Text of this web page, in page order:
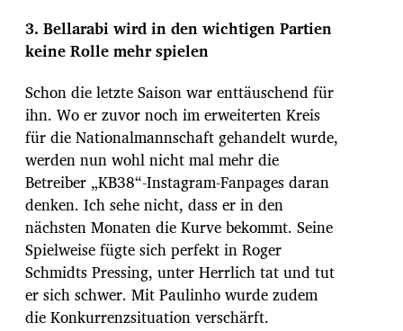
3. Bellarabi wird in den wichtigen Partien
keine Rolle mehr spielen
Schon die letzte Saison war enttäuschend für
ihn. Wo er zuvor noch im erweiterten Kreis
für die Nationalmannschaft gehandelt wurde,
werden nun wohl nicht mal mehr die
Betreiber „KB38“-Instagram-Fanpages daran
denken. Ich sehe nicht, dass er in den
nächsten Monaten die Kurve bekommt. Seine
Spielweise fügte sich perfekt in Roger
Schmidts Pressing, unter Herrlich tat und tut
er sich schwer. Mit Paulinho wurde zudem
die Konkurrenzsituation verschärft.